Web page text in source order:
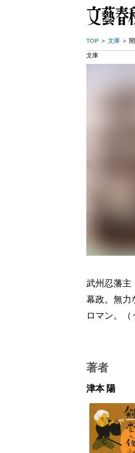
TOP 文庫
文庫
武州忍藩主
幕政。無力
ロマン。（
著者
津本 陽